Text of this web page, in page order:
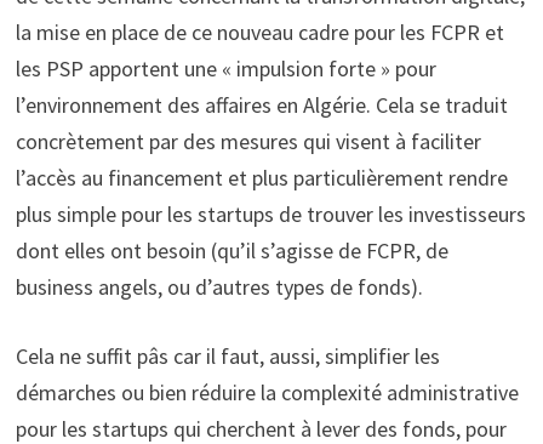
la mise en place de ce nouveau cadre pour les FCPR et
les PSP apportent une « impulsion forte » pour
l’environnement des affaires en Algérie. Cela se traduit
concrètement par des mesures qui visent à faciliter
l’accès au financement et plus particulièrement rendre
plus simple pour les startups de trouver les investisseurs
dont elles ont besoin (qu’il s’agisse de FCPR, de
business angels, ou d’autres types de fonds).
Cela ne suffit pâs car il faut, aussi, simplifier les
démarches ou bien réduire la complexité administrative
pour les startups qui cherchent à lever des fonds, pour